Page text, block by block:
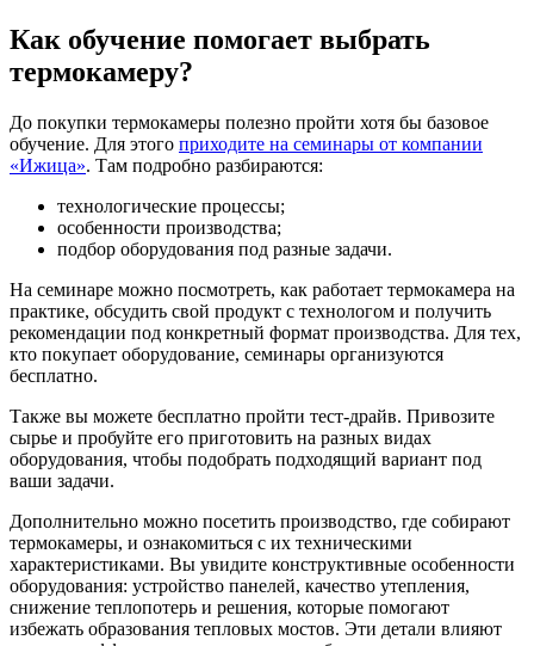
Как обучение помогает выбрать
термокамеру?
До покупки термокамеры полезно пройти хотя бы базовое
обучение. Для этого приходите на семинары от компании
«Ижица». Там подробно разбираются:
технологические процессы;
особенности производства;
подбор оборудования под разные задачи.
На семинаре можно посмотреть, как работает термокамера на
практике, обсудить свой продукт с технологом и получить
рекомендации под конкретный формат производства. Для тех,
кто покупает оборудование, семинары организуются
бесплатно.
Также вы можете бесплатно пройти тест-драйв. Привозите
сырье и пробуйте его приготовить на разных видах
оборудования, чтобы подобрать подходящий вариант под
ваши задачи.
Дополнительно можно посетить производство, где собирают
термокамеры, и ознакомиться с их техническими
характеристиками. Вы увидите конструктивные особенности
оборудования: устройство панелей, качество утепления,
снижение теплопотерь и решения, которые помогают
избежать образования тепловых мостов. Эти детали влияют